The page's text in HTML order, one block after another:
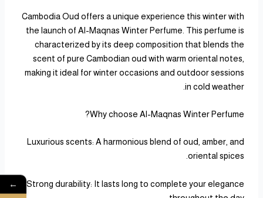
Cambodia Oud offers a unique experience this winter with
the launch of Al-Maqnas Winter Perfume. This perfume is
characterized by its deep composition that blends the
scent of pure Cambodian oud with warm oriental notes,
making it ideal for winter occasions and outdoor sessions
in cold weather.
Why choose Al-Maqnas Winter Perfume?
Luxurious scents: A harmonious blend of oud, amber, and
oriental spices.
Strong durability: It lasts long to complete your elegance
←